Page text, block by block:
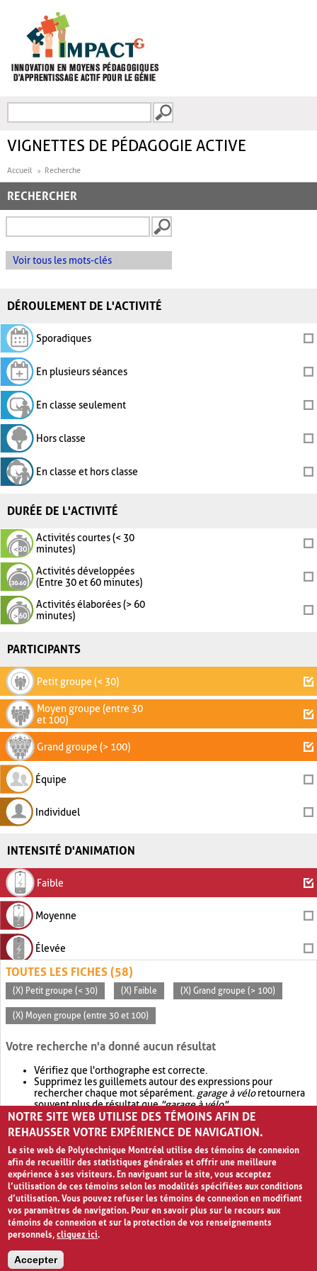
FORMULAIRE DE
VIGNETTES DE PÉDAGOGIE ACTIVE
Accueil Recherche
RECHERCHER
Voir tous les mots-clés
DÉROULEMENT DE L'ACTIVITÉ
Sporadiques
En plusieurs séances
En classe seulement
Hors classe
En classe et hors classe
DURÉE DE L'ACTIVITÉ
Activités courtes (< 30
minutes)
Activités développées
(Entre 30 et 60 minutes)
Activités élaborées (> 60
minutes)
PARTICIPANTS
Petit groupe (< 30)
Moyen groupe (entre 30
et 100)
Grand groupe (> 100)
Équipe
Individuel
INTENSITÉ D'ANIMATION
Faible
Moyenne
Élevée
TOUTES LES FICHES (58)
(X) Petit groupe (< 30) (X) Faible (X) Grand groupe (> 100)
(X) Moyen groupe (entre 30 et 100)
Votre recherche n'a donné aucun résultat
Vérifiez que l'orthographe est correcte.
Supprimez les guillemets autour des expressions pour
rechercher chaque mot séparément. garage à véloretournera
souvent plus de résultat que"garage à vélo".
Envisagez d'élargir votre recherche avec OR.garage OR vélo
retournera souvent plus de résultat quegarage à vélo
NOTRE SITE WEB UTILISE DES TÉMOINS AFIN DE
REHAUSSER VOTRE EXPÉRIENCE DE NAVIGATION.
Le site web de Polytechnique Montréal utilise des témoins de connexion
afin de recueillir des statistiques générales et offrir une meilleure
expérience à ses visiteurs. En naviguant sur le site, vous acceptez
l’utilisation de ces témoins selon les modalités spécifiées aux conditions
d’utilisation. Vous pouvez refuser les témoins de connexion en modifiant
vos paramètres de navigation. Pour en savoir plus sur le recours aux
témoins de connexion et sur la protection de vos renseignements
personnels,cliquez ici.
Accepter